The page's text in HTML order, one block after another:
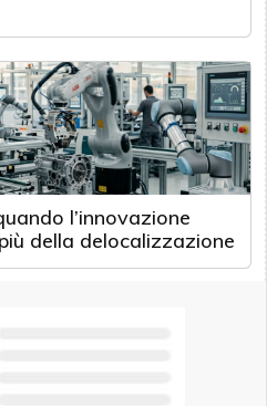
l’innovazione
della delocalizzazione